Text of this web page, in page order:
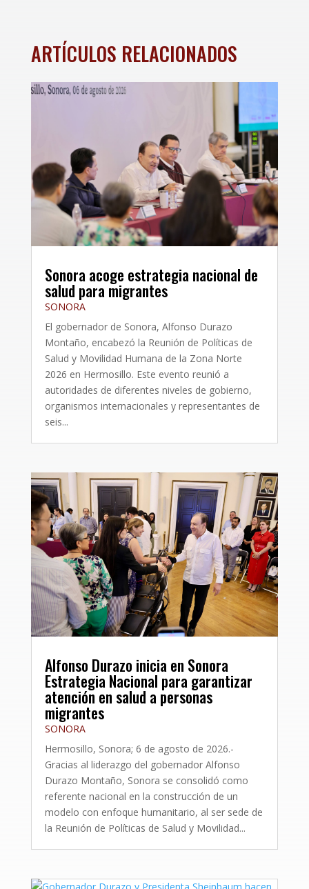
ARTÍCULOS RELACIONADOS
Sonora acoge estrategia nacional de
salud para migrantes
SONORA
El gobernador de Sonora, Alfonso Durazo
Montaño, encabezó la Reunión de Políticas de
Salud y Movilidad Humana de la Zona Norte
2026 en Hermosillo. Este evento reunió a
autoridades de diferentes niveles de gobierno,
organismos internacionales y representantes de
seis...
Alfonso Durazo inicia en Sonora
Estrategia Nacional para garantizar
atención en salud a personas
migrantes
SONORA
Hermosillo, Sonora; 6 de agosto de 2026.-
Gracias al liderazgo del gobernador Alfonso
Durazo Montaño, Sonora se consolidó como
referente nacional en la construcción de un
modelo con enfoque humanitario, al ser sede de
la Reunión de Políticas de Salud y Movilidad...